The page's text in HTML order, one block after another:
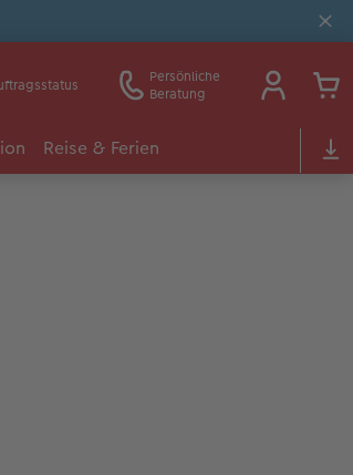
Persönliche
Beratung
Reise & Ferien